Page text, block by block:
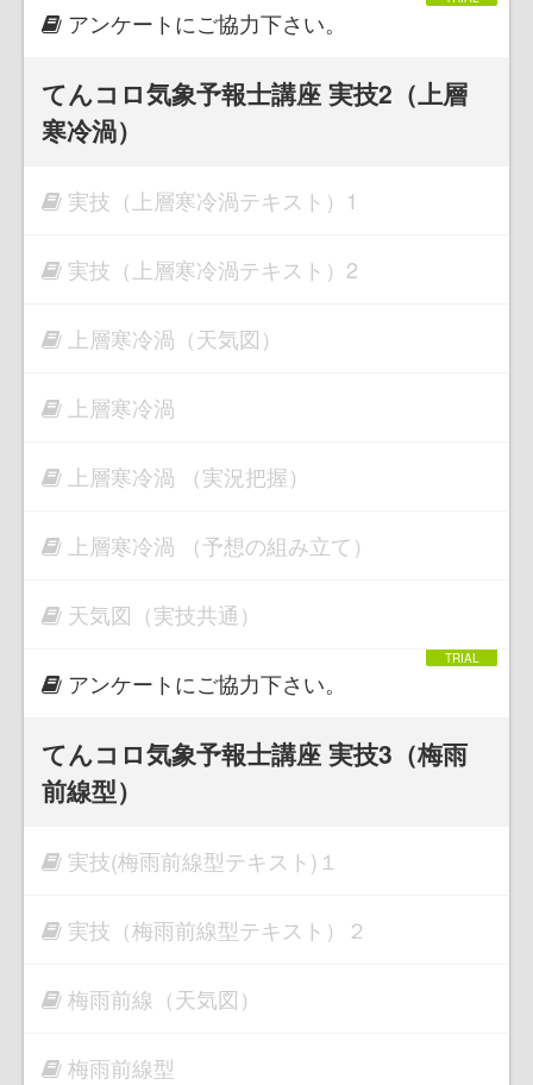
アンケートにご協力下さい。
てんコロ気象予報士講座 実技2（上層
寒冷渦）
実技（上層寒冷渦テキスト）1
実技（上層寒冷渦テキスト）2
上層寒冷渦（天気図）
上層寒冷渦
上層寒冷渦 （実況把握）
上層寒冷渦 （予想の組み立て）
天気図（実技共通）
アンケートにご協力下さい。
てんコロ気象予報士講座 実技3（梅雨
前線型）
実技(梅雨前線型テキスト)１
実技（梅雨前線型テキスト）２
梅雨前線（天気図）
梅雨前線型